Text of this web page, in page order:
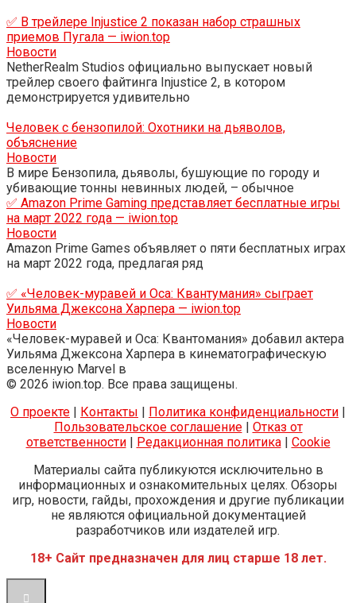
✅ В трейлере Injustice 2 показан набор страшных
приемов Пугала — iwion.top
Новости
NetherRealm Studios официально выпускает новый
трейлер своего файтинга Injustice 2, в котором
демонстрируется удивительно
Человек с бензопилой: Охотники на дьяволов,
объяснение
Новости
В мире Бензопила, дьяволы, бушующие по городу и
убивающие тонны невинных людей, – обычное
✅ Amazon Prime Gaming представляет бесплатные игры
на март 2022 года — iwion.top
Новости
Amazon Prime Games объявляет о пяти бесплатных играх
на март 2022 года, предлагая ряд
✅ «Человек-муравей и Оса: Квантумания» сыграет
Уильяма Джексона Харпера — iwion.top
Новости
«Человек-муравей и Оса: Квантомания» добавил актера
Уильяма Джексона Харпера в кинематографическую
вселенную Marvel в
© 2026 iwion.top. Все права защищены.
О проекте | Контакты | Политика конфиденциальности |
Пользовательское соглашение| Отказ от
ответственности| Редакционная политика| Cookie
Материалы сайта публикуются исключительно в
информационных и ознакомительных целях. Обзоры
игр, новости, гайды, прохождения и другие публикации
не являются официальной документацией
разработчиков или издателей игр.
18+ Сайт предназначен для лиц старше 18 лет.